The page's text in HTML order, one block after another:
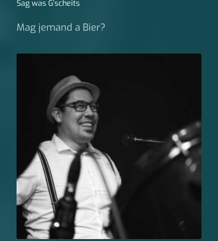
Sag was G‘scheits
Mag jemand a Bier?